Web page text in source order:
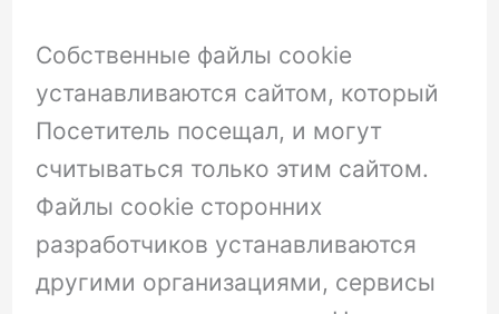
Собственные файлы cookie
устанавливаются сайтом, который
Посетитель посещал, и могут
считываться только этим сайтом.
Файлы cookie сторонних
разработчиков устанавливаются
другими организациями, сервисы